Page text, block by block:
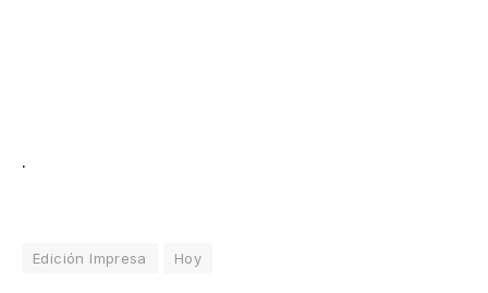
.
Edición Impresa Hoy